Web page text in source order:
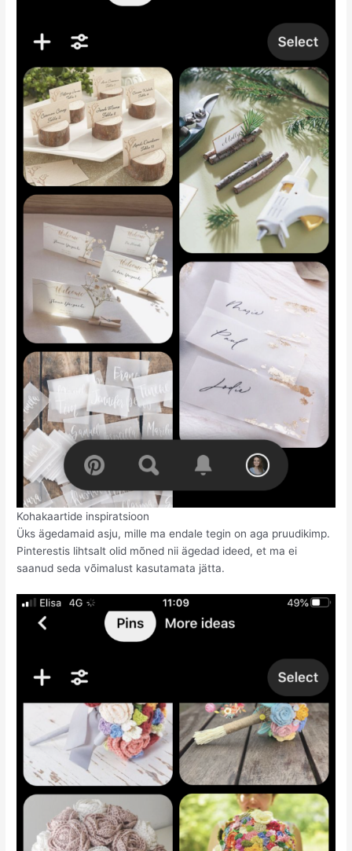
Kohakaartide inspiratsioon
Üks ägedamaid asju, mille ma endale tegin on aga pruudikimp.
Pinterestis lihtsalt olid mõned nii ägedad ideed, et ma ei
saanud seda võimalust kasutamata jätta.